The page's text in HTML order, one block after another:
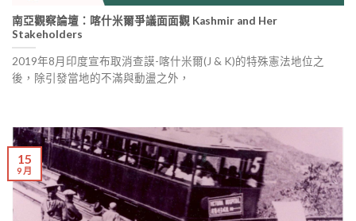
南亞觀察論壇：喀什米爾爭議面面觀 Kashmir and Her
Stakeholders
2019年8月印度宣布取消查謨-喀什米爾(J & K)的特殊憲法地位之
後，除引發當地的不滿與動盪之外，
15
9 月